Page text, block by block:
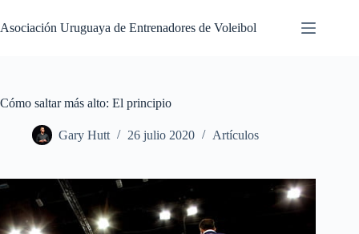
al
contenido
Asociación Uruguaya de Entrenadores de Voleibol
Cómo saltar más alto: El principio
Gary Hutt 26 julio 2020 Artículos